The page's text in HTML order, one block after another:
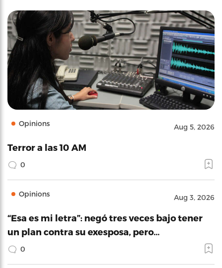
Opinions Aug 5, 2026
Terror a las 10 AM
0
Opinions Aug 3, 2026
“Esa es mi letra”: negó tres veces bajo tener
un plan contra su exesposa, pero…
0